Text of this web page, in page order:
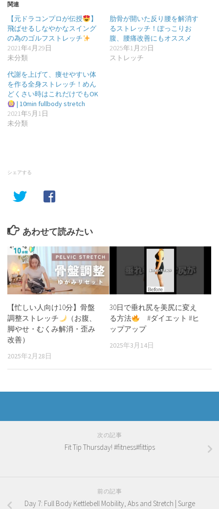
関連
【元ドラコンプロが伝授
】
飛ばせるしなやかなスイング
の為のゴルフストレッチ
2021年4月29日
未分類
肋骨が開いた反り腰を解消す
るストレッチ！ぽっこりお
腹、腰痛改善にもオススメ
2025年1月29日
ストレッチ
代謝を上げて、痩せやすい体
を作る全身ストレッチ！めん
どくさい時はこれだけでもOK
| 10min fullbody stretch
2021年5月1日
未分類
シェアする
あわせて読みたい
【忙しい人向け10分】骨盤
調整ストレッチ
（お腹、
脚やせ・むくみ解消・歪み
改善）
2025年2月28日
30日で垂れ尻を美尻に変え
る方法
#ダイエット #ヒ
ップアップ
2025年3月14日
次の記事
Fit Tip Thursday! #fitness#fittips
前の記事
Day 7: Full Body Kettlebell Mobility, Abs and Stretch | Surge